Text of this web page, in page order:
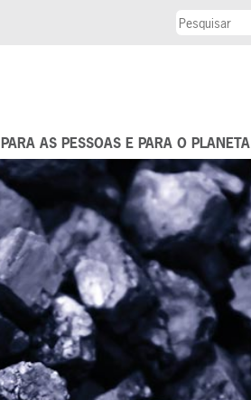
PARA AS PESSOAS E PARA O PLANETA